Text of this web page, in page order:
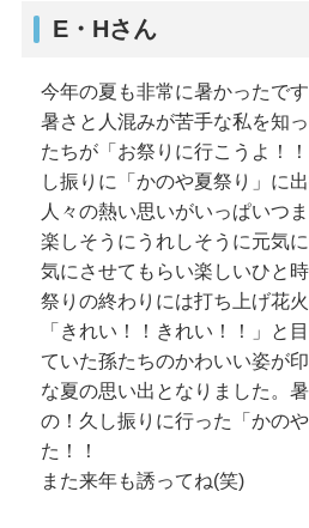
E・Hさん
今年の夏も非常に暑かったです
暑さと人混みが苦手な私を知
たちが「お祭りに行こうよ！
し振りに「かのや夏祭り」に
人々の熱い思いがいっぱいつ
楽しそうにうれしそうに元気
気にさせてもらい楽しいひと時
祭りの終わりには打ち上げ花火
「きれい！！きれい！！」と
ていた孫たちのかわいい姿が
な夏の思い出となりました。
の！久し振りに行った「かの
た！！
また来年も誘ってね(笑)